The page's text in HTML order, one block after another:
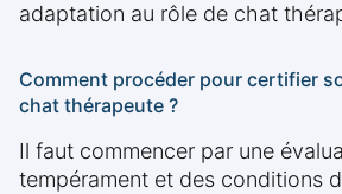
adaptation au rôle de chat
Comment procéder pour certifier
chat thérapeute ?
Il faut commencer par une
tempérament et des conditions